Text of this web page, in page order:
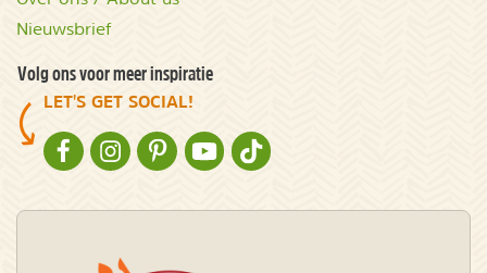
Nieuwsbrief
Volg ons voor meer inspiratie
LET'S GET SOCIAL!
NATURESCANNER OP FACEBOOK
NATURESCANNER OP INSTAGRAM
NATURESCANNER OP PINTEREST
NATURESCANNER OP YOUTUBE
NATURESCANNER OP TIKTOK